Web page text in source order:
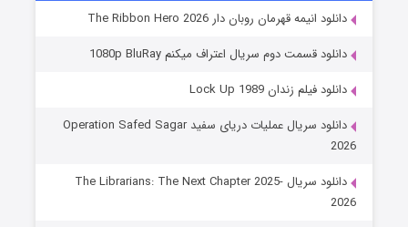
شوهردانلود انیمه قهرمان روبان دار The Ribbon Hero 2026
دانلود قسمت دوم سریال اعتراف میکنم 1080p BluRay
دانلود فیلم زندان Lock Up 1989
دانلود سریال عملیات دریای سفید Operation Safed Sagar
2026
دانلود سریال The Librarians: The Next Chapter 2025-
2026